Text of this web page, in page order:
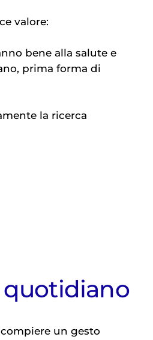
valore:
bene alla salute e
prima forma di
la ricerca
quotidiano
un gesto